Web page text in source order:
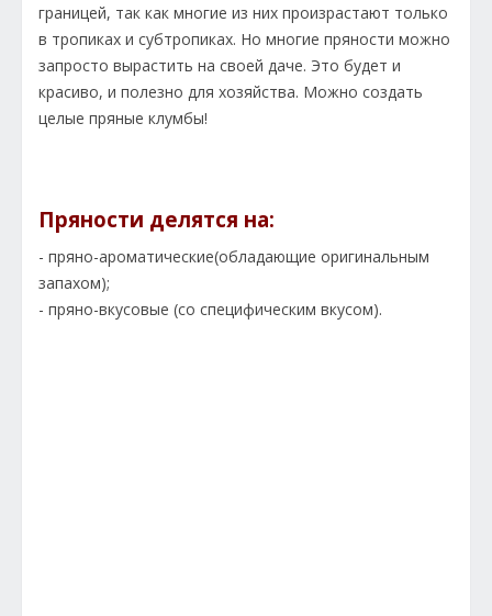
границей, так как многие из них произрастают только
в тропиках и субтропиках. Но многие пряности можно
запросто вырастить на своей даче. Это будет и
красиво, и полезно для хозяйства. Можно создать
целые пряные клумбы!
Пряности делятся на:
- пряно-ароматические(обладающие оригинальным
запахом);
- пряно-вкусовые (со специфическим вкусом).